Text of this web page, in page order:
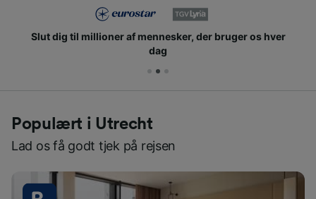
Slut dig til millioner af mennesker, der bruger os hver
dag
Populært i Utrecht
Lad os få godt tjek på rejsen